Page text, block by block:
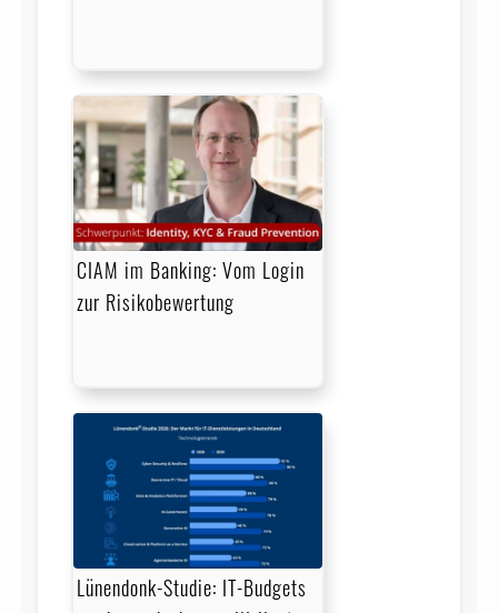
CIAM im Banking: Vom Login
zur Risikobewertung
Lünendonk-Studie: IT-Budgets